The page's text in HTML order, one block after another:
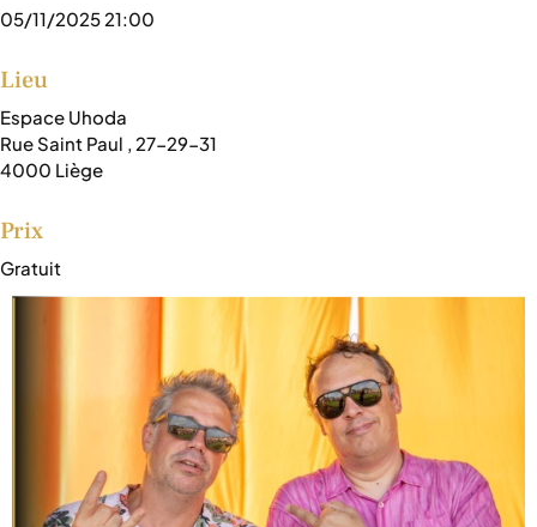
05/11/2025 21:00
Lieu
Espace Uhoda
Rue Saint Paul , 27-29-31
4000 Liège
Prix
Gratuit